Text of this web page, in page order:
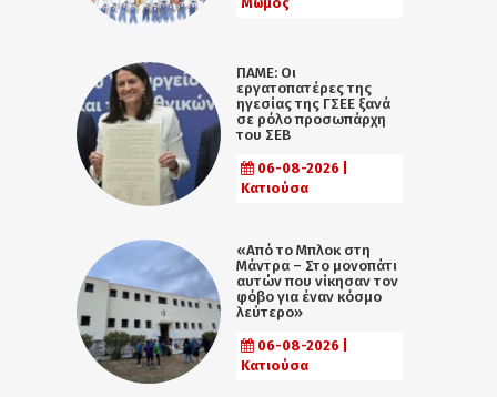
ΠΑΜΕ: Οι
εργατοπατέρες της
ηγεσίας της ΓΣΕΕ ξανά
σε ρόλο προσωπάρχη
του ΣΕΒ
06-08-2026 |
Κατιούσα
«Από το Μπλοκ στη
Μάντρα – Στο μονοπάτι
αυτών που νίκησαν τον
φόβο για έναν κόσμο
λεύτερο»
06-08-2026 |
Κατιούσα